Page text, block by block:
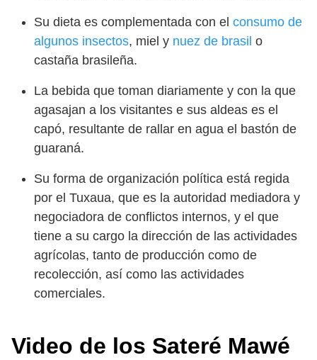
Su dieta es complementada con el consumo de
algunos insectos, miel y nuez de brasil o
castaña brasileña.
La bebida que toman diariamente y con la que
agasajan a los visitantes e sus aldeas es el
capó, resultante de rallar en agua el bastón de
guaraná.
Su forma de organización política está regida
por el Tuxaua, que es la autoridad mediadora y
negociadora de conflictos internos, y el que
tiene a su cargo la dirección de las actividades
agrícolas, tanto de producción como de
recolección, así como las actividades
comerciales.
Video de los Sateré Mawé